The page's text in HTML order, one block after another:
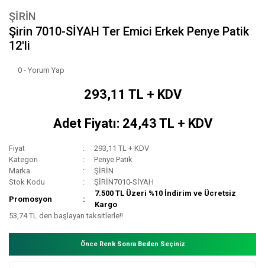
ŞİRİN
Şirin 7010-SİYAH Ter Emici Erkek Penye Patik
12'li
0 - Yorum Yap
293,11 TL + KDV
Adet Fiyatı: 24,43 TL + KDV
Fiyat
293,11 TL + KDV
Kategori
Penye Patik
Marka
ŞİRİN
Stok Kodu
ŞİRİN7010-SİYAH
Promosyon
7.500 TL Üzeri %10 İndirim ve Ücretsiz
Kargo
53,74 TL den başlayan taksitlerle!!
Önce Renk Sonra Beden Seçiniz